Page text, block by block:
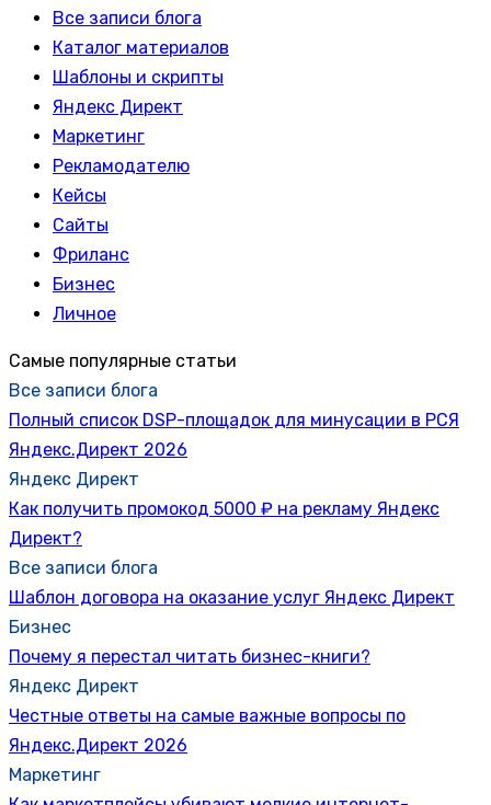
Все записи блога
Каталог материалов
Шаблоны и скрипты
Яндекс Директ
Маркетинг
Рекламодателю
Кейсы
Сайты
Фриланс
Бизнес
Личное
Самые популярные статьи
Все записи блога
Полный список DSP-площадок для минусации в РСЯ
Яндекс.Директ 2026
Яндекс Директ
Как получить промокод 5000 ₽ на рекламу Яндекс
Директ?
Все записи блога
Шаблон договора на оказание услуг Яндекс Директ
Бизнес
Почему я перестал читать бизнес-книги?
Яндекс Директ
Честные ответы на самые важные вопросы по
Яндекс.Директ 2026
Маркетинг